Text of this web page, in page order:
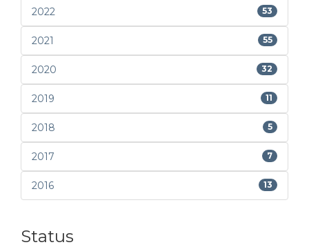
2022 53
2021 55
2020 32
2019 11
2018 5
2017 7
2016 13
Status